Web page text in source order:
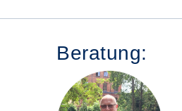
Beratung: